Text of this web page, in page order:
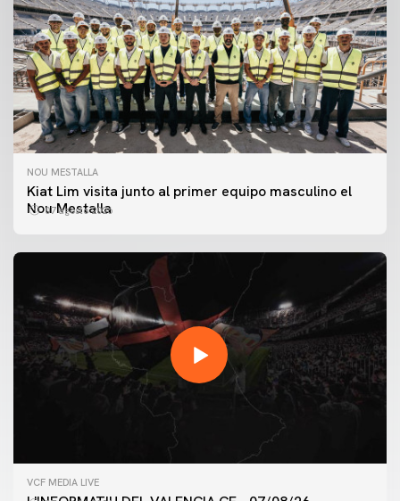
NOU MESTALLA
Kiat Lim visita junto al primer equipo masculino el
Nou Mestalla
07 agosto 2026
VCF MEDIA LIVE